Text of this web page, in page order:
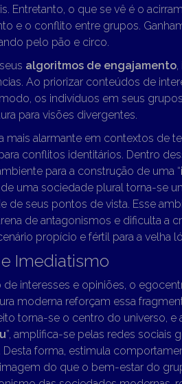
Entretanto, o que se vê é o
e o conflito entre grupos.
pelo pão e circo.
algoritmos de engajamento,
Ao priorizar conteúdos de
os indivíduos em seus
para visões divergentes.
mais alarmante em contextos de
conflitos identitários. Dentro
para a construção de uma “
uma sociedade plural torna-se
de seus pontos de vista. Esse
de antagonismos e dificulta a
propício e fértil para a velha
Imediatismo
interesses e opiniões, o
moderna reforçam essa
torna-se o centro do universo,
”, amplifica-se pelas redes sociais
Desta forma, estimula
do que o bem-estar do